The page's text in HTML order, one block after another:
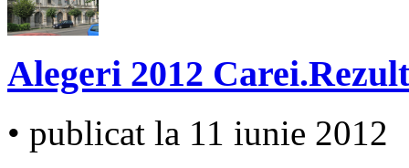
Alegeri 2012
• publicat la 11 iunie 2012